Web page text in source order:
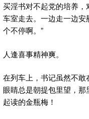
买淫书对不起党的培养
车室走去。一边走一边
个不停啊。”
人逢喜事精神爽。
在列车上，书记虽然不
眼睛总是朝提包里望，
起读的金瓶梅！